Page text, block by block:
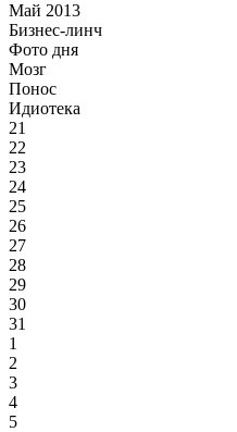
Май 2013
Бизнес-линч
Фото дня
Мозг
Понос
Идиотека
21
22
23
24
25
26
27
28
29
30
31
1
2
3
4
5